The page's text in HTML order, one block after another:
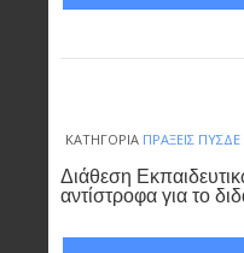
ΚΑΤΗΓΟΡΊΑ ΠΡΆΞΕΙΣ ΠΥΣΔΕ
Διάθεση
αντίστροφα για το